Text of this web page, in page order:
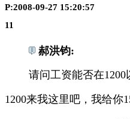
P:2008-09-27 15:20:57
11
郝洪钧:
请问工资能否在1200
1200来我这里吧，我给你